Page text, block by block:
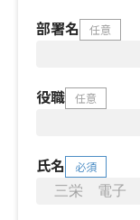
部署名 任意
役職 任意
氏名 必須